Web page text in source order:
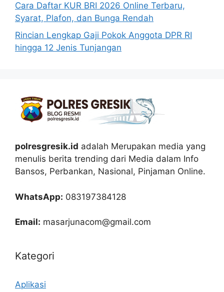
Cara Daftar KUR BRI 2026 Online Terbaru,
Syarat, Plafon, dan Bunga Rendah
Rincian Lengkap Gaji Pokok Anggota DPR RI
hingga 12 Jenis Tunjangan
polresgresik.id adalah Merupakan media yang
menulis berita trending dari Media dalam Info
Bansos, Perbankan, Nasional, Pinjaman Online.
WhatsApp: 083197384128
Email: masarjunacom@gmail.com
Kategori
Aplikasi